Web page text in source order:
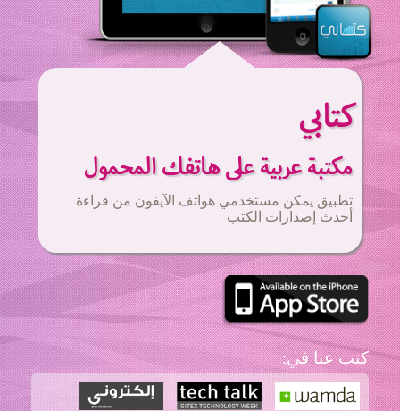
كتابي
مكتبة عربية على هاتفك المحمول
تطبيق يمكن مستخدمي هواتف الآيفون من قراءة
أحدث إصدارات الكتب
:كتب عنا في